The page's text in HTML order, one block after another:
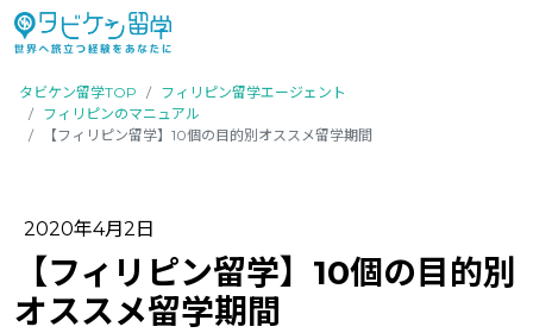
タビケン留学TOP
フィリピン留学エージェント
フィリピンのマニュアル
【フィリピン留学】10個の目的別オススメ留学期間
2020年4月2日
【フィリピン留学】10個の目的別
オススメ留学期間